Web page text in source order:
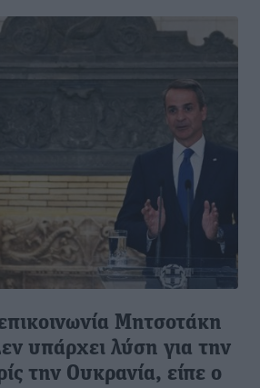
Μητσοτάκη
υπάρχει λύση για την
την Ουκρανία, είπε ο